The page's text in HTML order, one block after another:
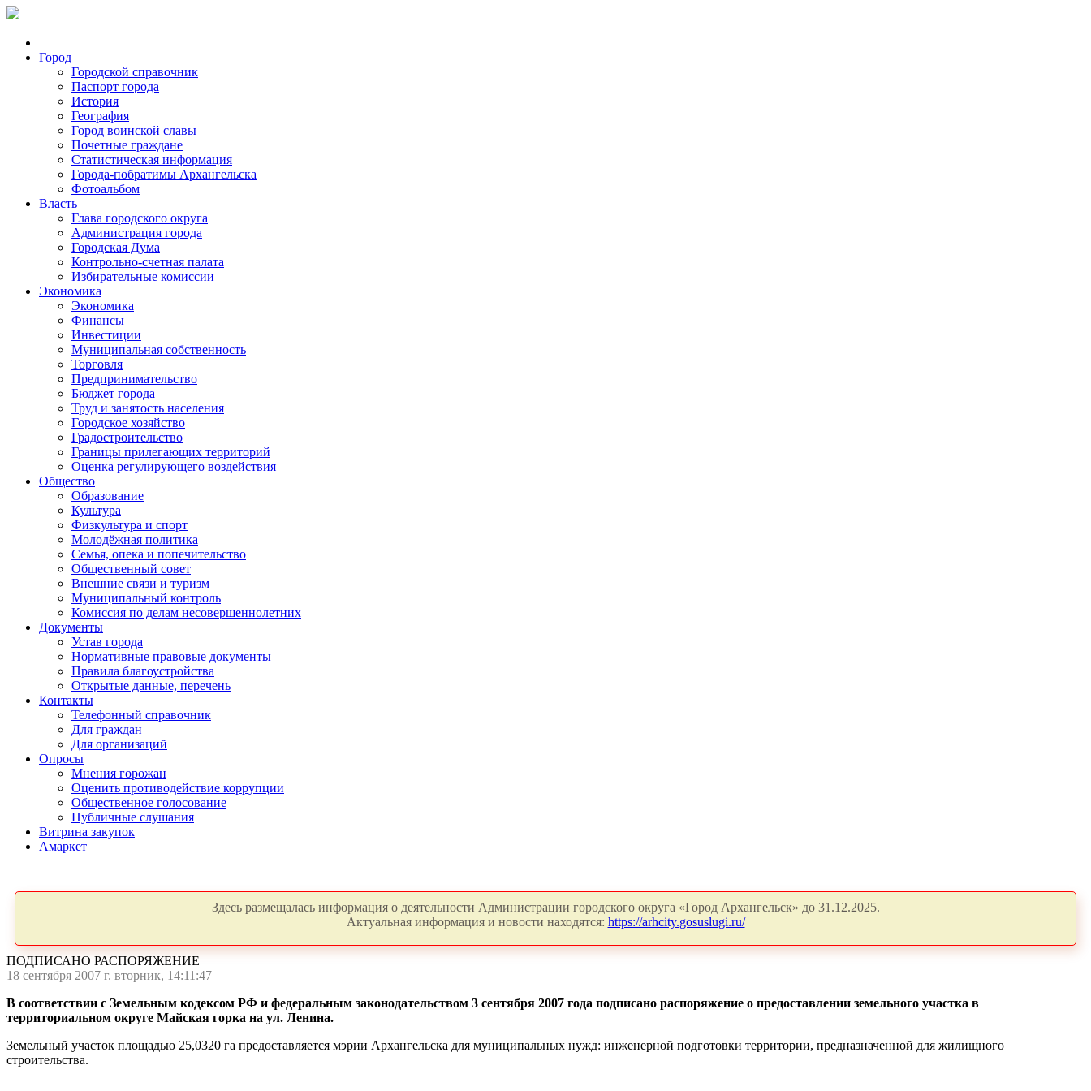
Город
Городской справочник
Паспорт города
История
География
Город воинской славы
Почетные граждане
Статистическая информация
Города-побратимы Архангельска
Фотоальбом
Власть
Глава городского округа
Администрация города
Городская Дума
Контрольно-счетная палата
Избирательные комиссии
Экономика
Экономика
Финансы
Инвестиции
Муниципальная собственность
Торговля
Предпринимательство
Бюджет города
Труд и занятость населения
Городское хозяйство
Градостроительство
Границы прилегающих территорий
Оценка регулирующего воздействия
Общество
Образование
Культура
Физкультура и спорт
Молодёжная политика
Семья, опека и попечительство
Общественный совет
Внешние связи и туризм
Муниципальный контроль
Комиссия по делам несовершеннолетних
Документы
Устав города
Нормативные правовые документы
Правила благоустройства
Открытые данные, перечень
Контакты
Телефонный справочник
Для граждан
Для организаций
Опросы
Мнения горожан
Оценить противодействие коррупции
Общественное голосование
Публичные слушания
Витрина закупок
Амаркет
Здесь размещалась информация о деятельности Администрации городского округа «Город Архангельск» до 31.12.2025.
Актуальная информация и новости находятся: https://arhcity.gosuslugi.ru/
ПОДПИСАНО РАСПОРЯЖЕНИЕ
18 сентября 2007 г. вторник, 14:11:47
В соответствии с Земельным кодексом РФ и федеральным законодательством 3 сентября 2007 года подписано распоряжение о предоставлении земельного участка в
территориальном округе Майская горка на ул. Ленина.
Земельный участок площадью 25,0320 га предоставляется мэрии Архангельска для муниципальных нужд: инженерной подготовки территории, предназначенной для жилищного
строительства.